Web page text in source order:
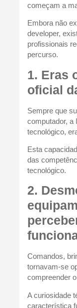
começam a
Embora não
developer,
profissionais
percurso.
1. Eras
oficial
Sempre que
computador, a
tecnológico,
Esta
das
tecnológico.
2.
Comandos,
tornavam-se
compreender
A curiosidade
característica